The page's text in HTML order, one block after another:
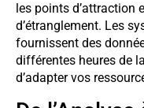
les points d’attraction
d’étranglement. Les
fournissent des
différentes heures de
d’adapter vos